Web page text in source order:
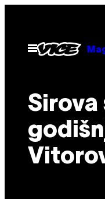
садржај
Otvori
Meni
Sirova